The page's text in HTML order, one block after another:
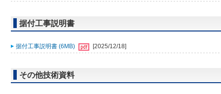
据付工事説明書
据付工事説明書 (6MB) [2025/12/18]
その他技術資料